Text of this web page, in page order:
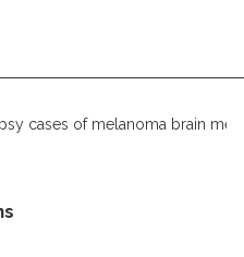
cases of melanoma brain